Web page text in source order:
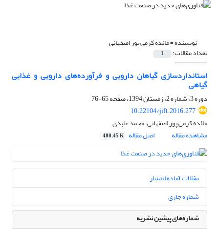
نویسنده =مائده کرمی پور اصفهانی
تعداد مقالات: 1
استانداردسازی گیاهان دارویی و فرآورده‌های دارویی و غذایی
گیاهی
دوره 3، شماره 2، زمستان 1394، صفحه
65-76
10.22104/jift.2016.277
مائده کرمی پور اصفهانی، محمد عابدی
مشاهده مقاله
اصل مقاله 480.45 K
مقالات آماده انتشار
شماره جاری
شماره‌های پیشین نشریه